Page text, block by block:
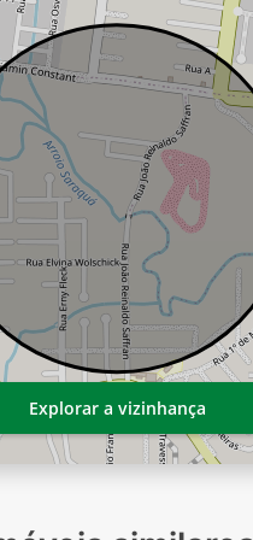
Explorar a vizinhança